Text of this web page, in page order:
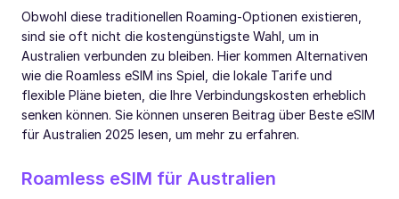
Obwohl diese traditionellen Roaming-Optionen existieren,
sind sie oft nicht die kostengünstigste Wahl, um in
Australien verbunden zu bleiben. Hier kommen Alternativen
wie die Roamless eSIM ins Spiel, die lokale Tarife und
flexible Pläne bieten, die Ihre Verbindungskosten erheblich
senken können. Sie können unseren Beitrag über Beste eSIM
für Australien 2025 lesen, um mehr zu erfahren.
Roamless eSIM für Australien